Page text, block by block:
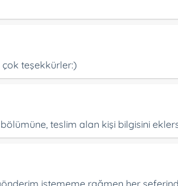
teşekkürler:)
bölümüne, teslim alan kişi bilgisini
istememe rağmen her